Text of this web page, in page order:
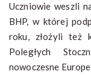
Uczniowie weszli
BHP, w której
roku, złożyli też
Poległych
nowoczesne